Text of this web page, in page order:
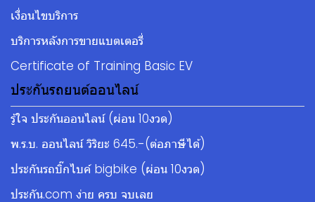
เงื่อนไขบริการ
บริการหลังการขายแบตเตอรี่
Certificate of Training Basic EV
ประกันรถยนต์ออนไลน์
รู้ใจ ประกันออนไลน์ (ผ่อน 10งวด)
พ.ร.บ. ออนไลน์ วิริยะ 645.-(ต่อภาษีได้)
ประกันรถบิ๊กไบค์ bigbike (ผ่อน 10งวด)
ประกัน.com ง่าย ครบ จบเลย